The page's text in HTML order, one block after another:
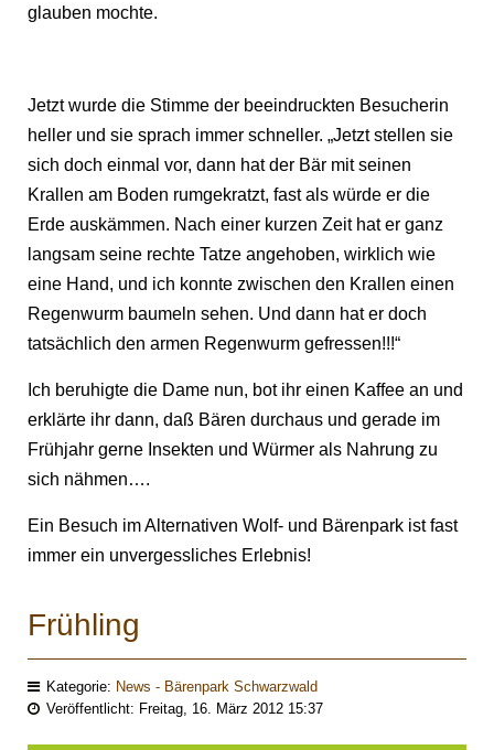
glauben mochte.
Jetzt wurde die Stimme der beeindruckten Besucherin
heller und sie sprach immer schneller. „Jetzt stellen sie
sich doch einmal vor, dann hat der Bär mit seinen
Krallen am Boden rumgekratzt, fast als würde er die
Erde auskämmen. Nach einer kurzen Zeit hat er ganz
langsam seine rechte Tatze angehoben, wirklich wie
eine Hand, und ich konnte zwischen den Krallen einen
Regenwurm baumeln sehen. Und dann hat er doch
tatsächlich den armen Regenwurm gefressen!!!“
Ich beruhigte die Dame nun, bot ihr einen Kaffee an und
erklärte ihr dann, daß Bären durchaus und gerade im
Frühjahr gerne Insekten und Würmer als Nahrung zu
sich nähmen….
Ein Besuch im Alternativen Wolf- und Bärenpark ist fast
immer ein unvergessliches Erlebnis!
Frühling
Kategorie: News - Bärenpark Schwarzwald
Veröffentlicht: Freitag, 16. März 2012 15:37